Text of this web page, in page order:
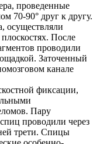
проведенные
70-90° друг к другу.
осуществляли
После
проводили
Заточенный
канале
фиксации,
Пару
проводили через
трети. Спицы